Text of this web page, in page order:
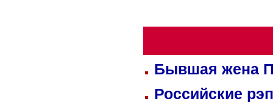
Бывшая жена
Российские